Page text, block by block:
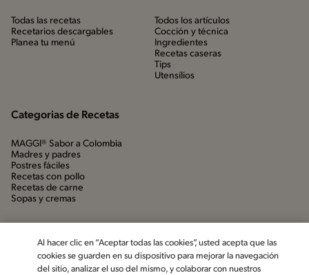
Todas las recetas
Recetarios descargables
Planea tu menú
Todos los artículos
Cocción y técnica
Ingredientes
Recetas caseras
Tips
Utensílios
Categorias de Recetas
MAGGI® Sabor a Colombia
Madres y padres
Postres fáciles
Recetas con pollo
Recetas de carne
Sopas y cremas
Al hacer clic en “Aceptar todas las cookies”, usted acepta que las
cookies se guarden en su dispositivo para mejorar la navegación
del sitio, analizar el uso del mismo, y colaborar con nuestros